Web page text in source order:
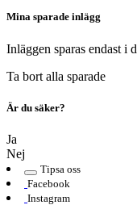
Mina sparade inlägg
Inläggen sparas endast i
Ta bort alla sparade
Är du säker?
Ja
Nej
Tipsa oss
Facebook
Instagram